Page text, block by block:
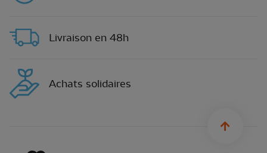
Livraison en 48h
Achats solidaires